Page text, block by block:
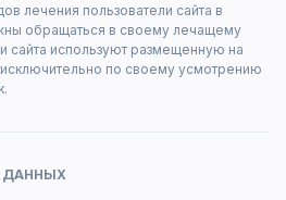
лечения пользователи сайта в
обращаться в своему лечащему
сайта используют размещенную на
по своему усмотрению
ДАННЫХ